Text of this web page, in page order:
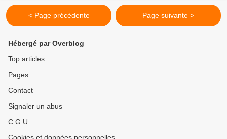
< Page précédente Page suivante >
Hébergé par Overblog
Top articles
Pages
Contact
Signaler un abus
C.G.U.